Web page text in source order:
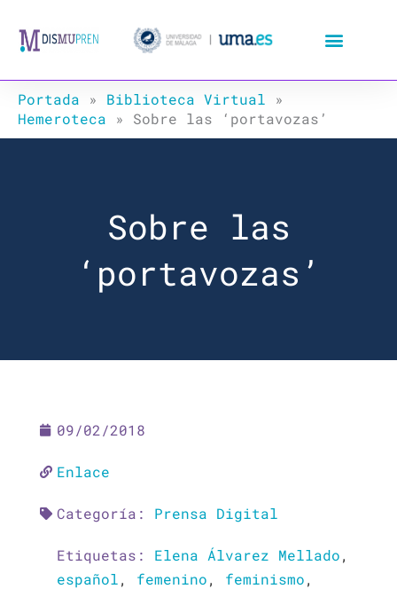
Portada » Biblioteca Virtual »
Hemeroteca » Sobre las ‘portavozas’
Sobre las
‘portavozas’
09/02/2018
Enlace
Categoría: Prensa Digital
Etiquetas: Elena Álvarez Mellado,
español, femenino, feminismo,